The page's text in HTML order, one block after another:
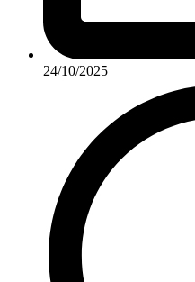
24/10/2025